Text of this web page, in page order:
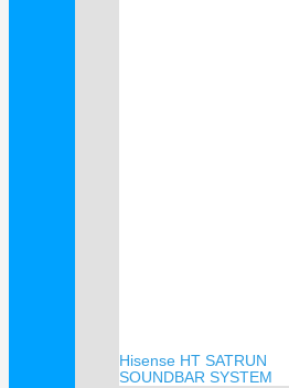
Hisense HT SATRUN
SOUNDBAR SYSTEM